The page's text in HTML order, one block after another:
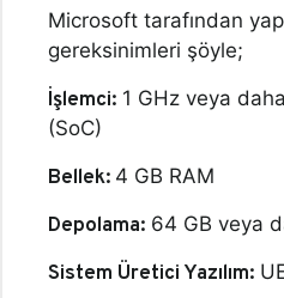
Microsoft tarafından
gereksinimleri şöyle;
İşlemci:1 GHz veya
(SoC)
Bellek: 4 GB RAM
Depolama:64 GB veya
Sistem Üretici Yazılım: